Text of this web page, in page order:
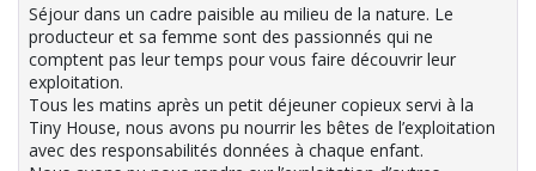
Séjour dans un cadre paisible au milieu de la nature. Le
producteur et sa femme sont des passionnés qui ne
comptent pas leur temps pour vous faire découvrir leur
exploitation.
Tous les matins après un petit déjeuner copieux servi à la
Tiny House, nous avons pu nourrir les bêtes de l’exploitation
avec des responsabilités données à chaque enfant.